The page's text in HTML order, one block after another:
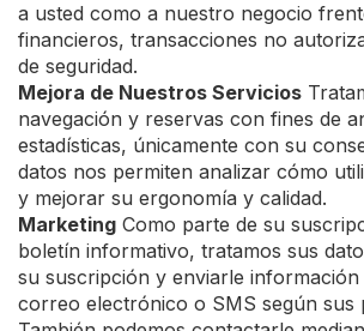
a usted como a nuestro negocio
financieros, transacciones no
de seguridad.
Mejora de Nuestros Servicios
navegación y reservas con fines de
estadísticas, únicamente con su
datos nos permiten analizar cómo
y mejorar su ergonomía y calidad.
Marketing Como parte de su
boletín informativo, tratamos sus
su suscripción y enviarle
correo electrónico o SMS según sus